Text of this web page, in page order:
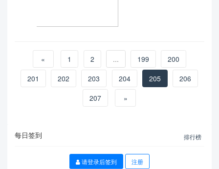
« 1 2 ... 199
200
201
202 203 204 205
206
207
»
每日签到 排行榜
请登录后签到 注册